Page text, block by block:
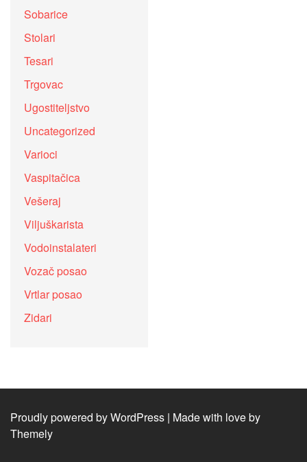
Sobarice
Stolari
Tesari
Trgovac
Ugostiteljstvo
Uncategorized
Varioci
Vaspitačica
Vešeraj
Viljuškarista
Vodoinstalateri
Vozač posao
Vrtlar posao
Zidari
Proudly powered by WordPress | Made with love by
Themely